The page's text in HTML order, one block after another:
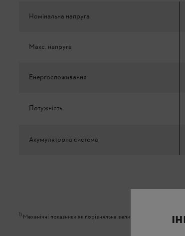
Номінальна напруга
Макс. напруга
Енергоспоживання
Потужність
Акумуляторна система
1) Механічні показники як порівняльна величина з бензиновою